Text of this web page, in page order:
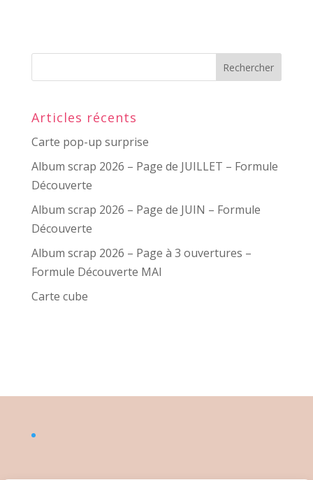
Articles récents
Carte pop-up surprise
Album scrap 2026 – Page de JUILLET – Formule
Découverte
Album scrap 2026 – Page de JUIN – Formule
Découverte
Album scrap 2026 – Page à 3 ouvertures –
Formule Découverte MAI
Carte cube